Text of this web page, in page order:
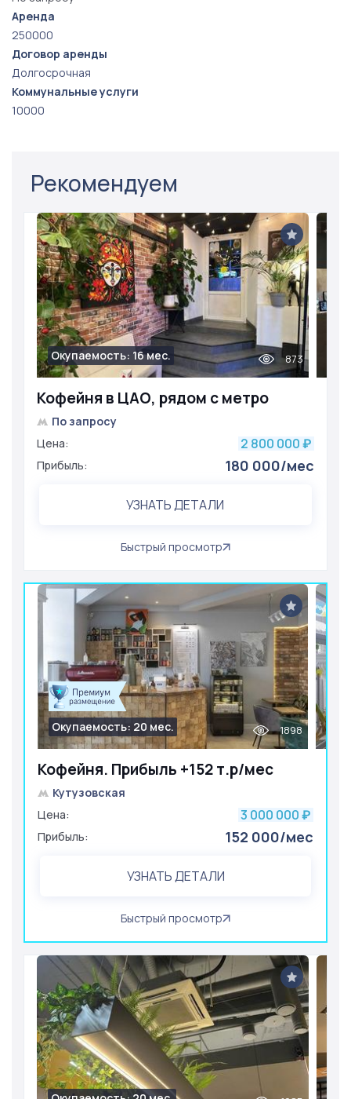
Аренда
250000
Договор аренды
Долгосрочная
Коммунальные услуги
10000
Рекомендуем
Кофейня в ЦАО, рядом с метро
Окупаемость: 16 мес. 873
По запросу
Цена:
2 800 000 ₽
Прибыль: 180 000/мес
УЗНАТЬ ДЕТАЛИ
Быстрый просмотр
Кофейня. Прибыль +152 т.р/мес
Окупаемость: 20 мес. 1898
Кутузовская
Цена:
3 000 000 ₽
Прибыль: 152 000/мес
УЗНАТЬ ДЕТАЛИ
Быстрый просмотр